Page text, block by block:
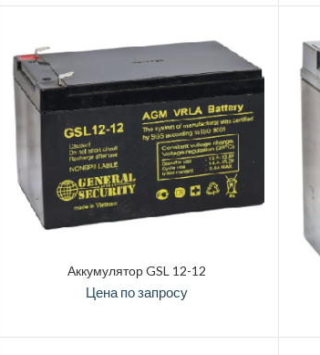
Аккумулятор GSL 12-12
Цена по запросу